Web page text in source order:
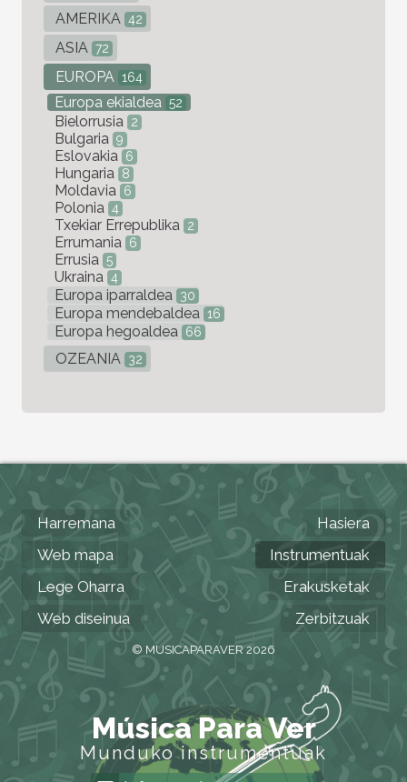
AMERIKA 42
ASIA 72
EUROPA 164
Europa ekialdea 52
Bielorrusia 2
Bulgaria 9
Eslovakia 6
Hungaria 8
Moldavia 6
Polonia 4
Txekiar Errepublika 2
Errumania 6
Errusia 5
Ukraina 4
Europa iparraldea 30
Europa mendebaldea 16
Europa hegoaldea 66
OZEANIA 32
Harremana
Web mapa
Lege Oharra
Web diseinua
Hasiera
Instrumentuak
Erakusketak
Zerbitzuak
© MUSICAPARAVER 2026
Música Para Ver
Munduko instrumentuak